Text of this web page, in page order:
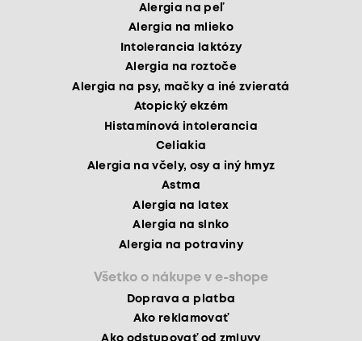
Alergia na peľ
Alergia na mlieko
Intolerancia laktózy
Alergia na roztoče
Alergia na psy, mačky a iné zvieratá
Atopický ekzém
Histamínová intolerancia
Celiakia
Alergia na včely, osy a iný hmyz
Astma
Alergia na latex
Alergia na slnko
Alergia na potraviny
Všetko o nákupe v e-shope
Doprava a platba
Ako reklamovať
Ako odstupovať od zmluvy